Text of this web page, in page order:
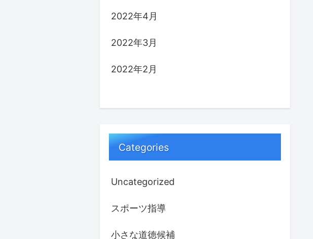
2022年4月
2022年3月
2022年2月
Categories
Uncategorized
スポーツ指導
小さな道徳候補